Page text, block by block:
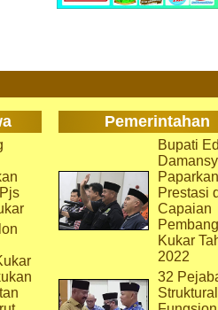
Pemerintahan
Bupati
Paparkan
Prestasi
Capaian
Kukar
2022
32